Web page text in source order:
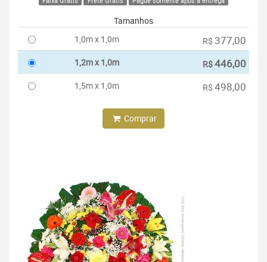
Tamanhos
1,0m x 1,0m
R$ 377,00
1,2m x 1,0m R$446,00
1,5m x 1,0m R$ 498,00
Comprar